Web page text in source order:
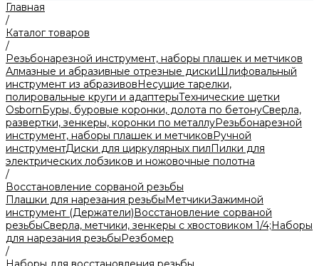
Главная
/
Каталог товаров
/
Резьбонарезной инструмент, наборы плашек и метчиков
Алмазные и абразивные отрезные дискиШлифовальный
инструмент из абразивовНесущие тарелки,
полировальные круги и адаптерыТехнические щетки
OsbornБуры, буровые коронки, долота по бетонуСверла,
развертки, зенкеры, коронки по металлуРезьбонарезной
инструмент, наборы плашек и метчиковРучной
инструментДиски для циркулярных пилПилки для
электрических лобзиков и ножовочные полотна
/
Восстановление сорваной резьбы
Плашки для нарезания резьбыМетчикиЗажимной
инструмент (Держатели)Восстановление сорваной
резьбыСверла, метчики, зенкеры с хвостовиком 1/4;Наборы
для нарезания резьбыРезбомер
/